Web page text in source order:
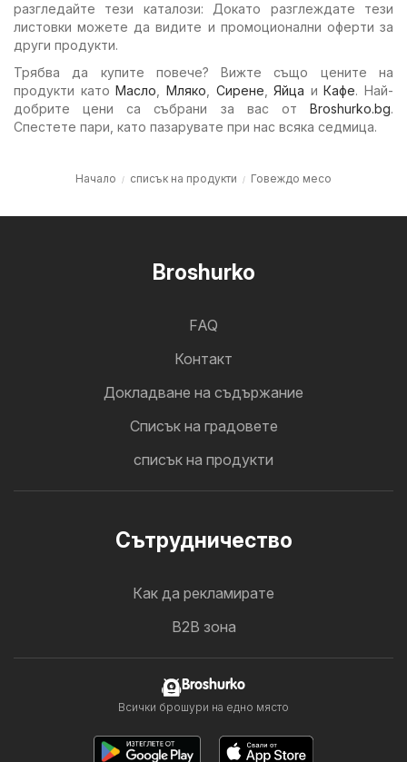
разгледайте тези каталози: Докато разглеждате тези
листовки можете да видите и промоционални оферти за
други продукти.
Трябва да купите повече? Вижте също цените на
продукти катоМасло Мляко Сирене ,Яйца иКафе. Най-
добрите цени са събрани за вас от Broshurko.bg.
Спестете пари, като пазарувате при нас всяка седмица.
Начало списък на продукти Говеждо месо
Broshurko
FAQ
Контакт
Докладване на съдържание
Cписък на градовете
списък на продукти
Cътрудничество
Как да рекламирате
B2B зона
Broshurko
Всички брошури на едно място